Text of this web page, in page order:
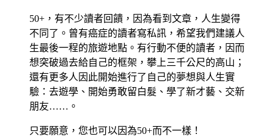
50+，有不少讀者回饋，因為看到文章，人生變得
不同了。曾有癌症的讀者寫私訊，希望我們建議人
生最後一程的旅遊地點。有行動不便的讀者，因而
想突破過去給自己的框架，攀上三千公尺的高山；
還有更多人因此開始進行了自己的夢想與人生實
驗：去遊學、開始勇敢留白髮、學了新才藝、交新
朋友……。
只要願意，您也可以因為50+而不一樣！